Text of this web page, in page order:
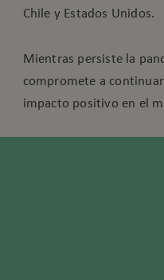
Chile y Estados Unidos.
Mientras persiste la
compromete a
impacto positivo en el